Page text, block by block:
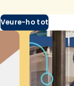
Veure-ho tot